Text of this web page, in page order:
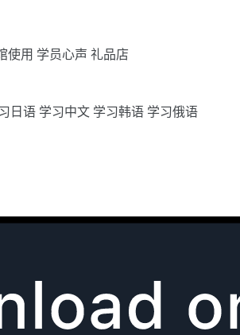
使用 学员心声 礼品店
日语 学习中文 学习韩语 学习俄语